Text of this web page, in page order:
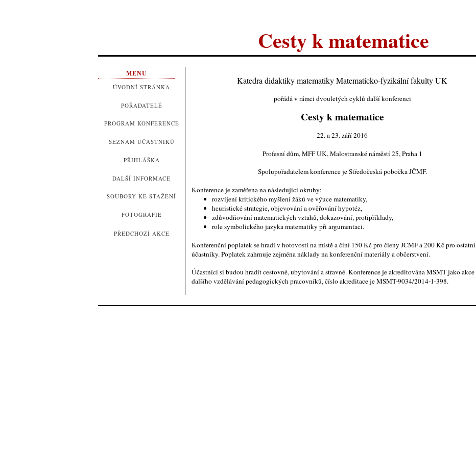
Cesty k matematice
MENU
ÚVODNÍ STRÁNKA
POŘADATELÉ
PROGRAM KONFERENCE
SEZNAM ÚČASTNÍKŮ
PŘIHLÁŠKA
DALŠÍ INFORMACE
SOUBORY KE STAŽENÍ
FOTOGRAFIE
PŘEDCHOZÍ AKCE
Katedra didaktiky matematiky Matematicko-fyzikální fakulty UK
pořádá v rámci dvouletých cyklů další konferenci
Cesty k matematice
22. a 23. září 2016
Profesní dům, MFF UK, Malostranské náměstí 25, Praha 1
Spolupořadatelem konference je Středočeská pobočka JČMF.
Konference je zaměřena na následující okruhy:
rozvíjení kritického myšlení žáků ve výuce matematiky,
heuristické strategie, objevování a ověřování hypotéz,
zdůvodňování matematických vztahů, dokazování, protipříklady,
role symbolického jazyka matematiky při argumentaci.
Konferenční poplatek se hradí v hotovosti na místě a činí 150 Kč pro členy JČMF a 200 Kč pro ostatní
účastníky. Poplatek zahrnuje zejména náklady na konferenční materiály a občerstvení.
Účastníci si budou hradit cestovné, ubytování a stravné. Konference je akreditována MŠMT jako akce
dalšího vzdělávání pedagogických pracovníků, číslo akreditace je MSMT-9034/2014-1-398.